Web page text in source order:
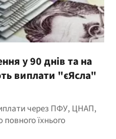
у 90 днів та на
виплати "єЯсла"
через ПФУ, ЦНАП,
їхнього